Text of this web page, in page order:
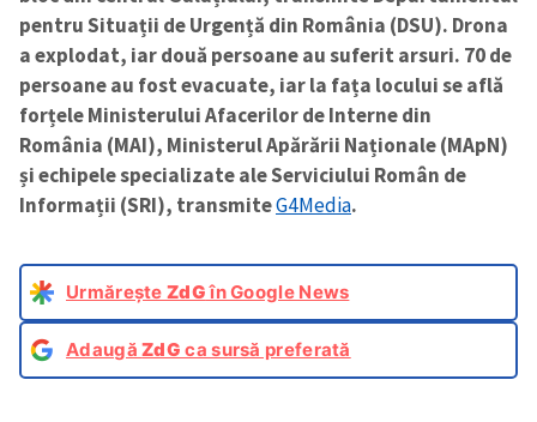
pentru Situații de Urgență din România (DSU). Drona
a explodat, iar două persoane au suferit arsuri. 70 de
persoane au fost evacuate, iar la fața locului se află
forțele Ministerului Afacerilor de Interne din
România (MAI), Ministerul Apărării Naționale (MApN)
și echipele specializate ale Serviciului Român de
Informații (SRI), transmiteG4Media.
Urmărește ZdGîn Google News
AdaugăZdG ca sursă preferată